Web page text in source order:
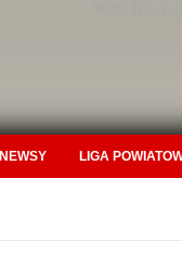
NEWSY LIGA